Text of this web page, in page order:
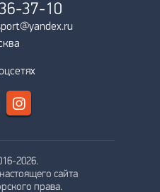
37-10
2026.
сайта
права.